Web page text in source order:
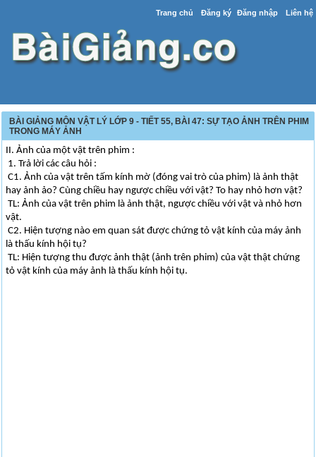
Trang chủ Đăng ký Đăng nhập Liên hệ
BÀI GIẢNG MÔN VẬT LÝ LỚP 9 - TIẾT 55, BÀI 47: SỰ TẠO ẢNH TRÊN PHIM
TRONG MÁY ẢNH
II. Ảnh của một vật trên phim :
1. Trả lời các câu hỏi :
C1. Ảnh của vật trên tấm kính mờ (đóng vai trò của phim) là ảnh thật
hay ảnh ảo? Cùng chiều hay ngược chiều với vật? To hay nhỏ hơn vật?
TL: Ảnh của vật trên phim là ảnh thật, ngược chiều với vật và nhỏ hơn
vật.
C2. Hiện tượng nào em quan sát được chứng tỏ vật kính của máy ảnh
là thấu kính hội tụ?
TL: Hiện tượng thu được ảnh thật (ảnh trên phim) của vật thật chứng
tỏ vật kính của máy ảnh là thấu kính hội tụ.